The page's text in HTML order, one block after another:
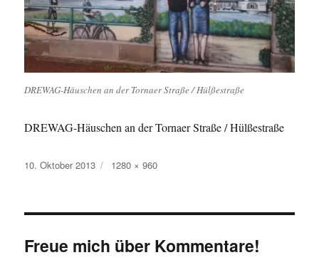
DREWAG-Häuschen an der Tornaer Straße / Hülßestraße
DREWAG-Häuschen an der Tornaer Straße / Hülßestraße
Veröffentlicht
10. Oktober 2013 Originalgröße
1280 × 960
Freue mich über Kommentare!